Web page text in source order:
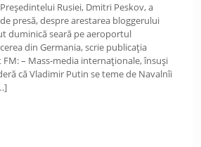
Rusiei, Dmitri Peskov, a
presă, despre arestarea bloggerului
duminică seară pe aeroportul
din Germania, scrie publicația
– Mass-media internaționale, însuși
că Vladimir Putin se teme de Navalnîi